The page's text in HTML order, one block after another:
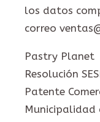
los datos
correo
Pastry Planet
Resolución
Patente
Municipalidad